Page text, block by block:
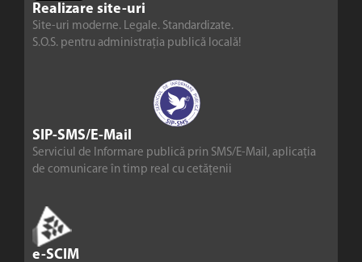
Realizare site-uri
Site-uri moderne. Legale. Standardizate.
S.O.S. pentru administrația publică locală!
SIP-SMS/E-Mail
Serviciul de Informare publică prin SMS/E-Mail, aplicația
de comunicare în timp real cu cetățenii
e-SCIM